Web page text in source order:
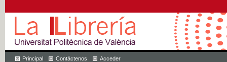
Principal Contáctenos Acceder